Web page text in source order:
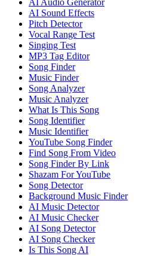
AI Audio Generator
AI Sound Effects
Pitch Detector
Vocal Range Test
Singing Test
MP3 Tag Editor
Song Finder
Music Finder
Song Analyzer
Music Analyzer
What Is This Song
Song Identifier
Music Identifier
YouTube Song Finder
Find Song From Video
Song Finder By Link
Shazam For YouTube
Song Detector
Background Music Finder
AI Music Detector
AI Music Checker
AI Song Detector
AI Song Checker
Is This Song AI